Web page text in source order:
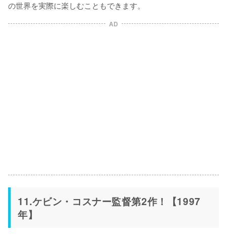
の世界を実際に楽しむこともできます。
AD
11.ケビン・コスナー監督第2作！【1997
年】